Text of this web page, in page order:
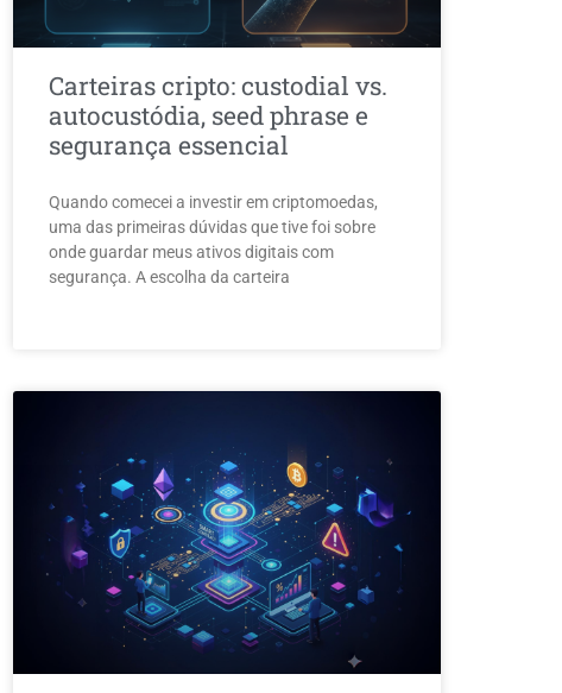
Carteiras cripto: custodial vs.
autocustódia, seed phrase e
segurança essencial
Quando comecei a investir em criptomoedas,
uma das primeiras dúvidas que tive foi sobre
onde guardar meus ativos digitais com
segurança. A escolha da carteira